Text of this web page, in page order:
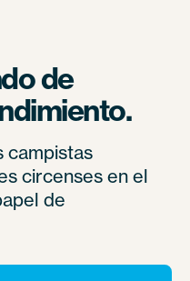
de
campistas
circenses en el
de